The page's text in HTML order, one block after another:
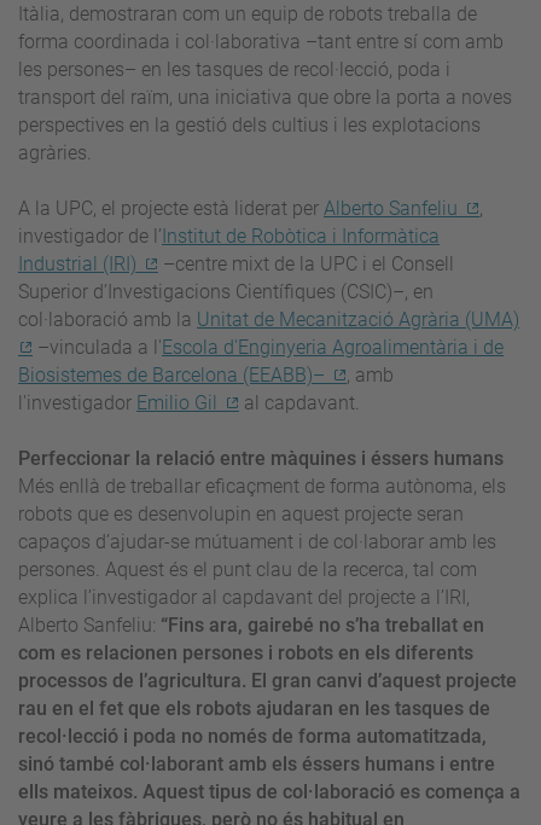
Itàlia, demostraran com un equip de robots treballa de
forma coordinada i col·laborativa –tant entre sí com amb
les persones– en les tasques de recol·lecció, poda i
transport del raïm, una iniciativa que obre la porta a noves
perspectives en la gestió dels cultius i les explotacions
agràries.
A la UPC, el projecte està liderat per Alberto Sanfeliu
,
investigador de l’ Institut de Robòtica i Informàtica
Industrial (IRI)
–centre mixt de la UPC i el Consell
Superior d’Investigacions Científiques (CSIC)–, en
col·laboració amb la Unitat de Mecanització Agrària (UMA)
–vinculada a l'Escola d'Enginyeria Agroalimentària i de
Biosistemes de Barcelona (EEABB)–
, amb
l'investigador Emilio Gil al capdavant.
Perfeccionar la relació entre màquines i éssers humans
Més enllà de treballar eficaçment de forma autònoma, els
robots que es desenvolupin en aquest projecte seran
capaços d’ajudar-se mútuament i de col·laborar amb les
persones. Aquest és el punt clau de la recerca, tal com
explica l’investigador al capdavant del projecte a l’IRI,
Alberto Sanfeliu: “Fins ara, gairebé no s’ha treballat en
com es relacionen persones i robots en els diferents
processos de l’agricultura. El gran canvi d’aquest projecte
rau en el fet que els robots ajudaran en les tasques de
recol·lecció i poda no només de forma automatitzada,
sinó també col·laborant amb els éssers humans i entre
ells mateixos. Aquest tipus de col·laboració es comença a
veure a les fàbriques, però no és habitual en